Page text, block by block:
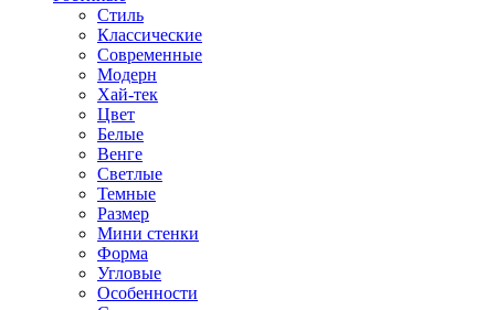
Стиль
Классические
Современные
Модерн
Хай-тек
Цвет
Белые
Венге
Светлые
Темные
Размер
Мини стенки
Форма
Угловые
Особенности